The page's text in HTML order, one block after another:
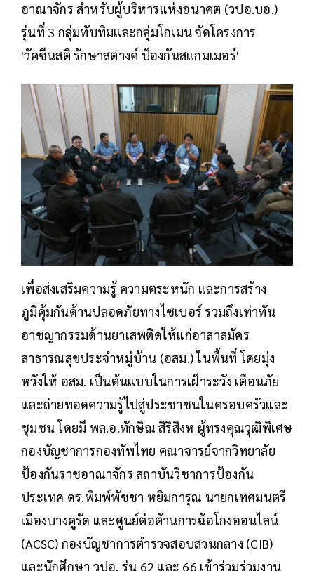
อาณาจักร สำหรับผู้บริหารแห่งอนาคต (วปอ.บอ.)
รุ่นที่ 3 กลุ่มทับทิมและกลุ่มโกเมน จัดโครงการ
'วัคซีนสติ รักษาสตางค์ ป้องกันสแกมเมอร์'
เพื่อส่งเสริมความรู้ ความตระหนัก และการสร้าง
ภูมิคุ้มกันด้านปลอดภัยทางไซเบอร์ รวมถึงเท่าทัน
อาชญากรรมด้านยาเสพติดให้แก่อาสาสมัคร
สาธารณสุขประจำหมู่บ้าน (อสม.) ในพื้นที่ โดยมุ่ง
หวังให้ อสม. เป็นต้นแบบในการเฝ้าระวัง เตือนภัย
และถ่ายทอดความรู้ไปสู่ประชาชนในครอบครัวและ
ชุมชน โดยมี พล.อ.ทักษิณ สิริสิงห ผู้ทรงคุณวุฒิพิเศษ
กองบัญชาการกองทัพไทย คณาจารย์จากวิทยาลัย
ป้องกันราชอาณาจักร สถาบันวิชาการป้องกัน
ประเทศ ดร.พิมพ์พัชชา หยิมการุณ นายกเทศมนตรี
เมืองบางคูรัด และศูนย์ต่อต้านการฉ้อโกงออนไลน์
(ACSC) กองบัญชาการตำรวจสอบสวนกลาง (CIB)
และนักศึกษา วปอ. รุ่น 62 และ 66 เข้าร่วมร่วมงาน